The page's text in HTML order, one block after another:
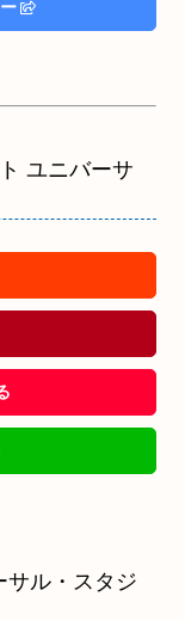
ユニバーサ
サル・スタジ